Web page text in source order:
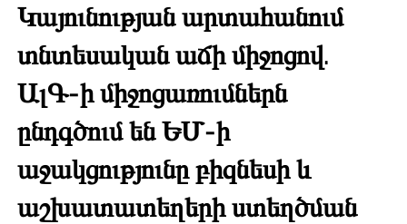
Կայունության արտահանում
տնտեսական աճի միջոցով.
ԱլԳ-ի միջոցառումներն
ընդգծում են ԵՄ-ի
աջակցությունը բիզնեսի և
աշխատատեղերի ստեղծման